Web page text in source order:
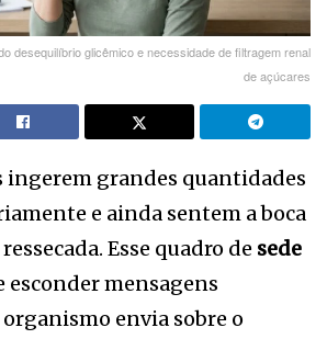
desequilíbrio glicêmico e necessidade de filtragem renal
de açúcares
ingerem grandes quantidades
e ainda sentem a boca
Esse quadro de sede
esconder mensagens
envia sobre o